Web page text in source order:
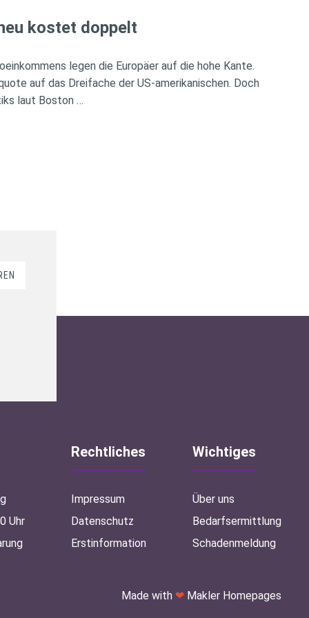
kostet doppelt
legen die Europäer auf die hohe Kante.
auf das Dreifache der US-amerikanischen. Doch
laut Boston …
Uhr
Rechtliches
Impressum
Datenschutz
Erstinformation
Wichtiges
Über uns
Bedarfsermittlung
Schadenmeldung
Made with ❤Makler Homepages